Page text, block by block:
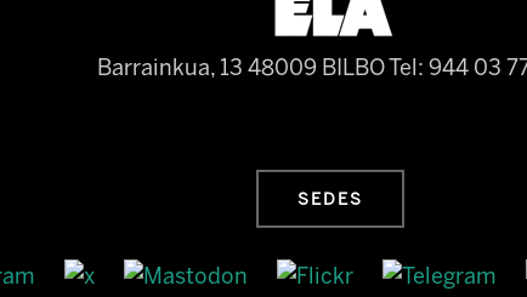
Barrainkua, 13 48009 BILBOTel: 944 03
SEDES